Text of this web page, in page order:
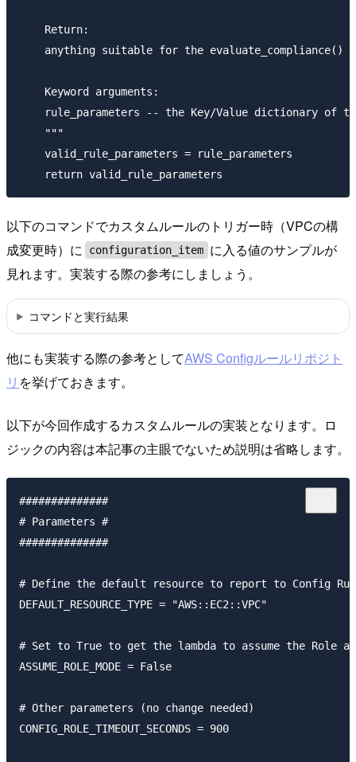
    Return:
    anything suitable for the evaluate_compliance()
    Keyword arguments:
rule_parameters -- the Key/Value dictionary of
    """
    valid_rule_parameters = rule_parameters
以下のコマンドでカスタムルールのトリガー時（VPCの構
成変更時）に
configuration_item に入る値のサンプルが
見れます。実装する際の参考にしましょう。
コマンドと実行結果
他にも実装する際の参考としてAWS Configルールリポジト
リ を挙げておきます。
以下が今回作成するカスタムルールの実装となります。ロ
ジックの内容は本記事の主眼でないため説明は省略します。
##############
# Parameters #
##############
# Define the default resource to report to Config
DEFAULT_RESOURCE_TYPE = "AWS::EC2::VPC"
# Set to True to get the lambda to assume the Role
ASSUME_ROLE_MODE = False
# Other parameters (no change needed)
CONFIG_ROLE_TIMEOUT_SECONDS = 900